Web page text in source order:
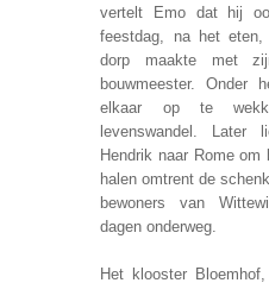
vertelt Emo dat hij
feestdag, na het
dorp maakte met
bouwmeester. Onder
elkaar op te
levenswandel.
Hendrik naar Rome
halen omtrent de
bewoners van
dagen onderweg.
Het klooster